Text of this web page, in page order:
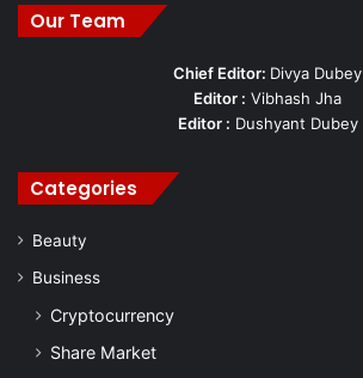
Our Team
Chief Editor: Divya Dubey
Editor : Vibhash Jha
Editor : Dushyant Dubey
Categories
Beauty
Business
Cryptocurrency
Share Market